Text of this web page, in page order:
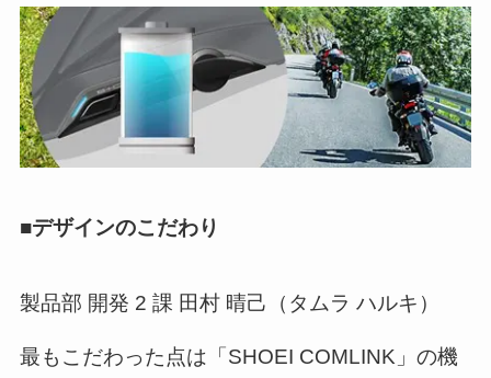
■デザインのこだわり
製品部 開発 2 課 田村 晴己（タムラ ハルキ）
最もこだわった点は「SHOEI COMLINK」の機